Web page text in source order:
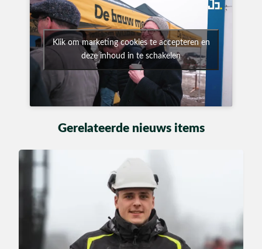
Klik om marketing cookies te accepteren en
deze inhoud in te schakelen
Gerelateerde nieuws items